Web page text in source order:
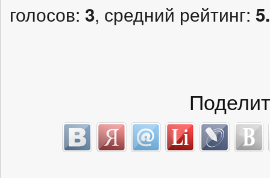
голосов: 3, средний рейтинг: